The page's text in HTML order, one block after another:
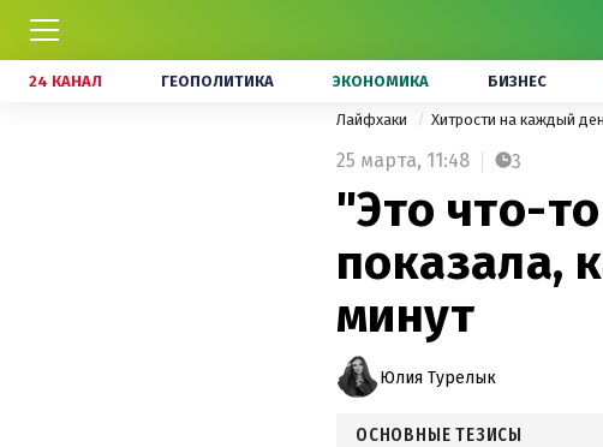
24 КАНАЛ ГЕОПОЛИТИКА ЭКОНОМИКА БИЗНЕС
Лайфхаки Хитрости на каждый
25 марта, 11:48 3
"Это что-
показала,
минут
Юлия Турелык
ОСНОВНЫЕ ТЕЗИСЫ